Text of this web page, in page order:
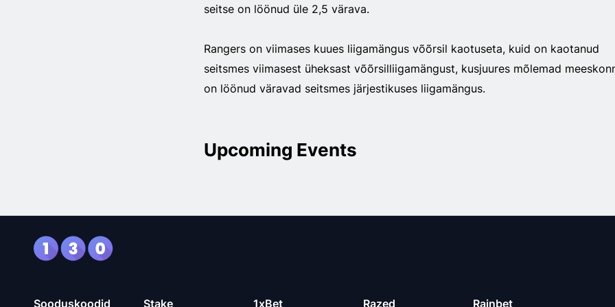
seitse on löönud üle 2,5 värava.
Rangers on viimases kuues liigamängus võõrsil kaotuseta, kuid on kaotanud
seitsmes viimasest üheksast võõrsilliigamängust, kusjuures mõlemad
on löönud väravad seitsmes järjestikuses liigamängus.
Upcoming Events
Sooduskoodid Stake 1xBet Razed Rainbet